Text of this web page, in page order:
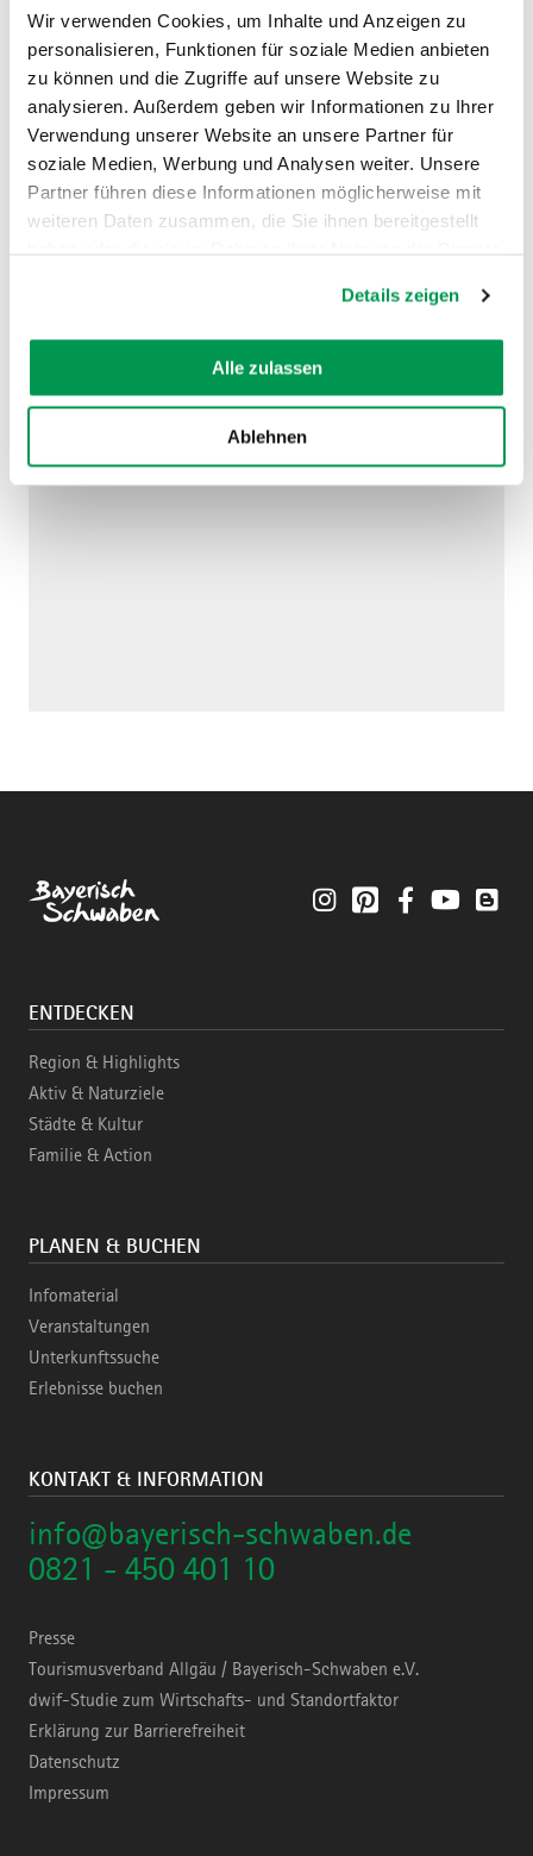
Wir verwenden Cookies, um Inhalte und Anzeigen zu
personalisieren, Funktionen für soziale Medien anbieten
zu können und die Zugriffe auf unsere Website zu
analysieren. Außerdem geben wir Informationen zu Ihrer
Verwendung unserer Website an unsere Partner für
soziale Medien, Werbung und Analysen weiter. Unsere
Partner führen diese Informationen möglicherweise mit
weiteren Daten zusammen, die Sie ihnen bereitgestellt
Details zeigen
Alle zulassen
Ablehnen
Veranstaltungen bereichern nun das
kulturelle Leben Gundelfingens. Museale
Ausstellungsstücke im Obergeschoss
gewähren den Besuchern einen Einblick
in das Leben der früheren Jahrhunderte.
Der Bleichestadel wurde im Gedenkjahr
2012 saniert und steht hauptsächlich für
kulturelle Veranstaltungen zur
Verfügung.
AUF DER KARTE ANZEIGEN
InstagramPinterestFacebookYouTube
ENTDECKEN
Region & Highlights
Aktiv & Naturziele
Städte & Kultur
Familie & Action
PLANEN & BUCHEN
Infomaterial
Veranstaltungen
Unterkunftssuche
Erlebnisse buchen
KONTAKT & INFORMATION
info@bayerisch-schwaben.de
0821 - 450 401 10
Presse
Tourismusverband Allgäu / Bayerisch-Schwaben e.V.
dwif-Studie zum Wirtschafts- und Standortfaktor
Erklärung zur Barrierefreiheit
Datenschutz
Impressum